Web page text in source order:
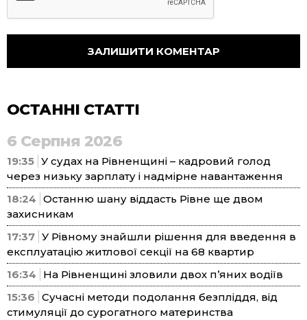
ОСТАННІ СТАТТІ
6 Серпня 2026
19:35 У судах на Рівненщині – кадровий голод
через низьку зарплату і надмірне навантаження
18:24 Останню шану віддасть Рівне ще двом
захисникам
17:37 У Рівному знайшли рішення для введення в
експлуатацію житлової секції на 68 квартир
16:34
На Рівненщині зловили двох п’яних водіїв
15:36 Сучасні методи подолання безпліддя, від
стимуляції до сурогатного материнства